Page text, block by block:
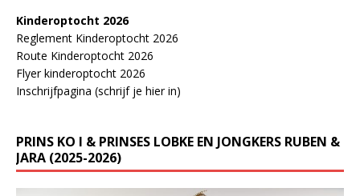
Kinderoptocht 2026
Reglement Kinderoptocht 2026
Route Kinderoptocht 2026
Flyer kinderoptocht 2026
Inschrijfpagina (schrijf je hier in)
PRINS KO I & PRINSES LOBKE EN JONGKERS RUBEN &
JARA (2025-2026)